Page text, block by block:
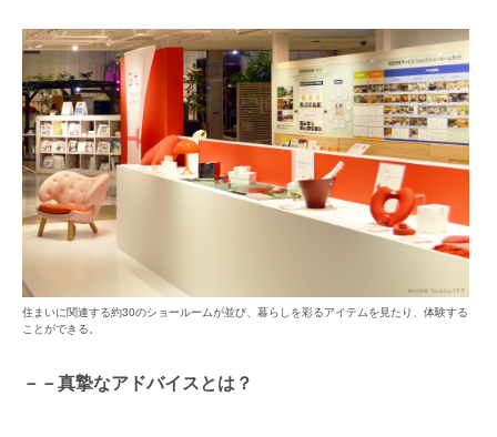
住まいに関連する約30のショールームが並び、暮らしを彩るアイテムを見たり、体験する
ことができる。
－－真摯なアドバイスとは？